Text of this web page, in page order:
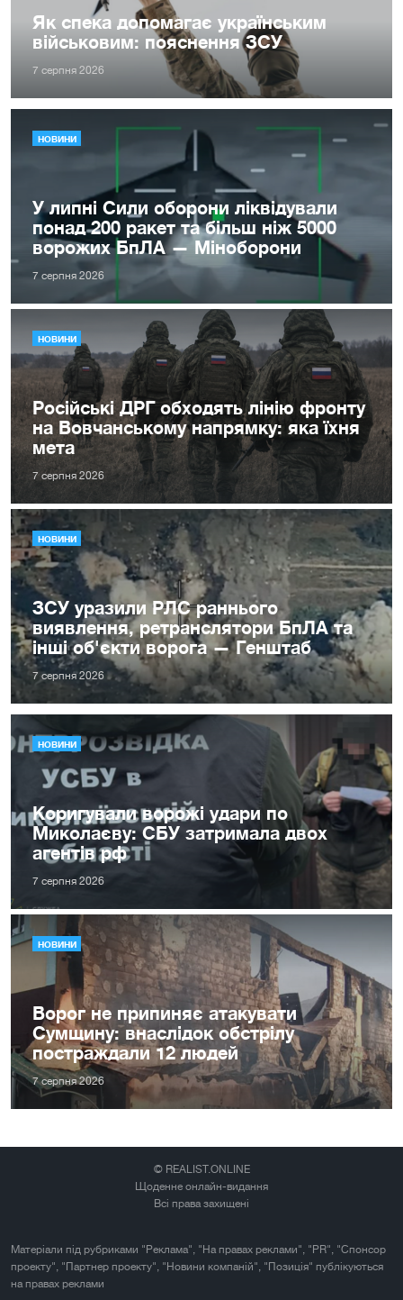
Як спека допомагає українським
військовим: пояснення ЗСУ
7 серпня 2026
НОВИНИ
У липні Сили оборони ліквідували
понад 200 ракет та більш ніж 5000
ворожих БпЛА — Міноборони
7 серпня 2026
НОВИНИ
Російські ДРГ обходять лінію фронту
на Вовчанському напрямку: яка їхня
мета
7 серпня 2026
НОВИНИ
ЗСУ уразили РЛС раннього
виявлення, ретранслятори БпЛА та
інші об'єкти ворога — Генштаб
7 серпня 2026
НОВИНИ
Коригували ворожі удари по
Миколаєву: СБУ затримала двох
агентів рф
7 серпня 2026
НОВИНИ
Ворог не припиняє атакувати
Сумщину: внаслідок обстрілу
постраждали 12 людей
7 серпня 2026
© REALIST.ONLINE
Щоденне онлайн-видання
Всі права захищені
Матеріали під рубриками "Реклама", "На правах реклами", "PR", "Спонсор
проекту", "Партнер проекту", "Новини компаній", "Позиція" публікуються
на правах реклами